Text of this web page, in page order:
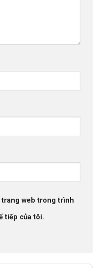
trang web trong trình
tiếp của tôi.